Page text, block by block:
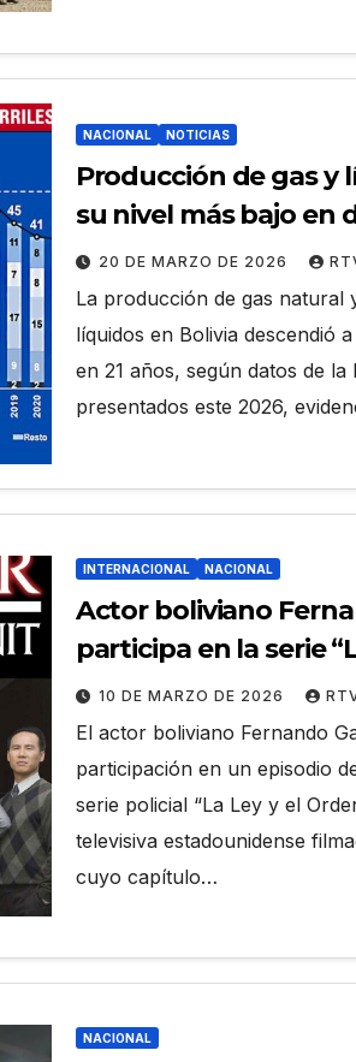
NACIONAL NOTICIAS
Producción de gas y
su nivel más bajo en
20 DE MARZO DE 2026
La producción de gas natural
líquidos en Bolivia descendió
en 21 años, según datos de
presentados este 2026,
INTERNACIONAL NACIONAL
Actor boliviano
participa en la serie
Orden”
10 DE MARZO DE 2026
El actor boliviano Fernando
participación en un episodio
serie policial “La Ley y el
televisiva estadounidense
cuyo capítulo…
NACIONAL